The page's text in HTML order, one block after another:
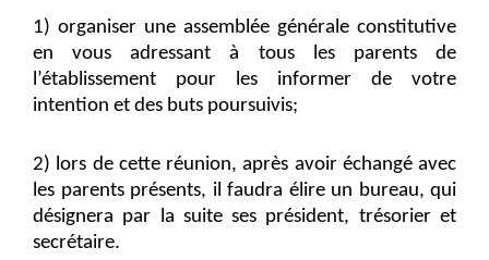
1) organiser une assemblée générale constitutive
en vous adressant à tous les parents de
l’établissement pour les informer de votre
intention et des buts poursuivis;
2) lors de cette réunion, après avoir échangé avec
les parents présents, il faudra élire un bureau, qui
désignera par la suite ses président, trésorier et
secrétaire.